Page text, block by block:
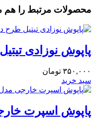
محصولات مرتبط را هم
پاپوش نوزادی
۳۵۰,۰۰۰ تومان
سبد خرید
پاپوش اسپرت